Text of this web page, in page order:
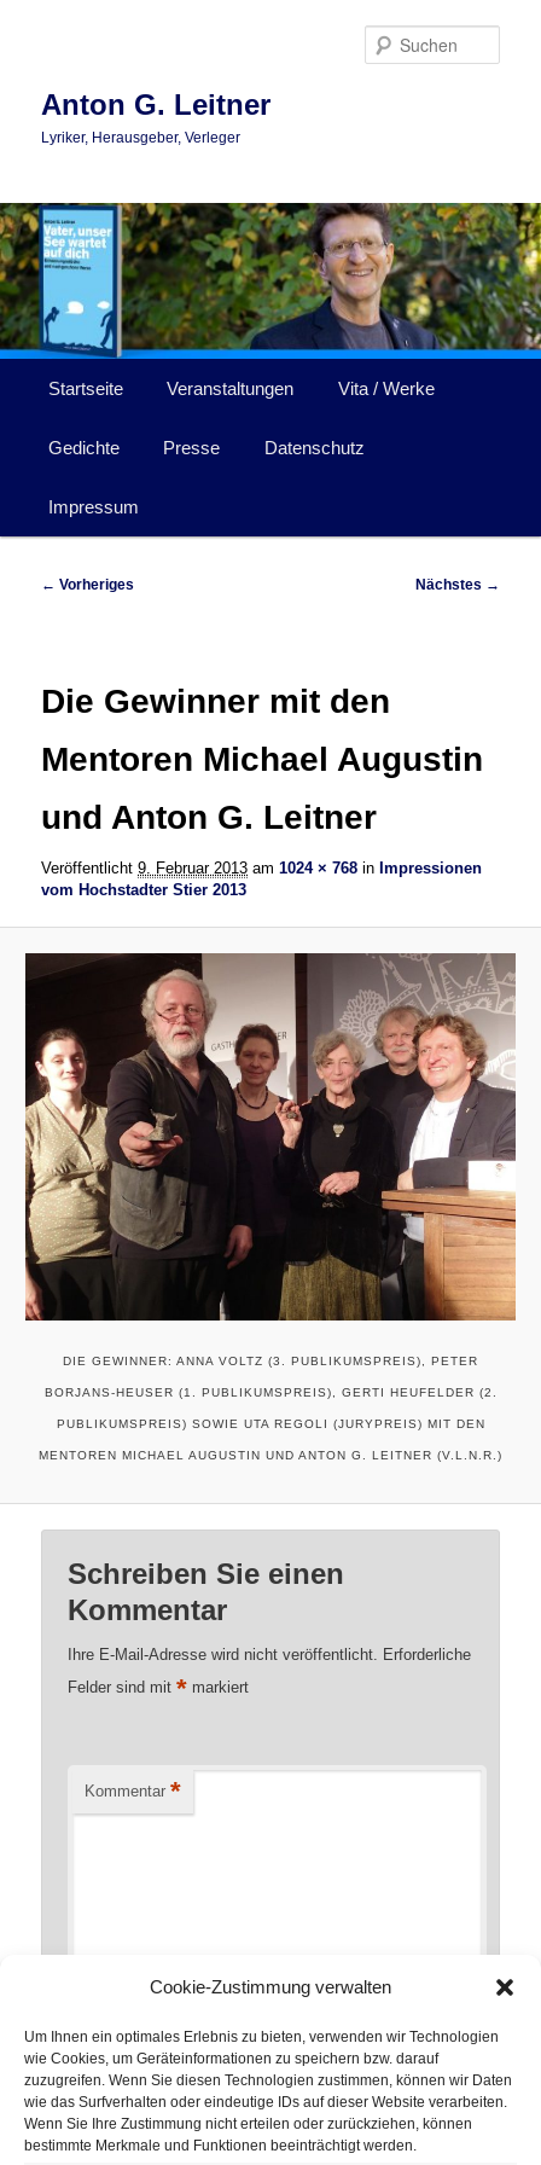
Cookie-Zustimmung verwalten
Um Ihnen ein optimales Erlebnis zu bieten, verwenden wir Technologien
wie Cookies, um Geräteinformationen zu speichern bzw. darauf
zuzugreifen. Wenn Sie diesen Technologien zustimmen, können wir Daten
wie das Surfverhalten oder eindeutige IDs auf dieser Website verarbeiten.
Wenn Sie Ihre Zustimmung nicht erteilen oder zurückziehen, können
bestimmte Merkmale und Funktionen beeinträchtigt werden.
Anton G. Leitner
Lyriker, Herausgeber, Verleger
Startseite Veranstaltungen Vita / Werke
Gedichte Presse Datenschutz
Impressum
Bilder-
← Vorheriges Nächstes →
Die Gewinner mit den
Mentoren Michael Augustin
und Anton G. Leitner
Veröffentlicht9. Februar 2013 am1024 × 768 in Impressionen
vom Hochstadter Stier 2013
DIE GEWINNER: ANNA VOLTZ (3. PUBLIKUMSPREIS), PETER
BORJANS-HEUSER (1. PUBLIKUMSPREIS), GERTI HEUFELDER (2.
PUBLIKUMSPREIS) SOWIE UTA REGOLI (JURYPREIS) MIT DEN
MENTOREN MICHAEL AUGUSTIN UND ANTON G. LEITNER (V.L.N.R.)
Schreiben Sie einen
Kommentar
Ihre E-Mail-Adresse wird nicht veröffentlicht. Erforderliche
Felder sind mit* markiert
Kommentar *
Name *